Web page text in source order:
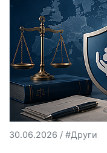
30.06.2026 / #Други